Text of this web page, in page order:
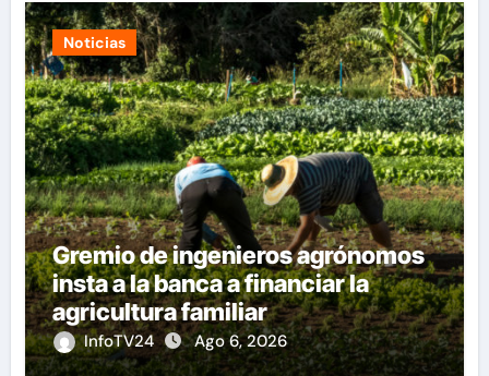
Noticias
Gremio de ingenieros agrónomos
insta a la banca a financiar la
agricultura familiar
InfoTV24 Ago 6, 2026